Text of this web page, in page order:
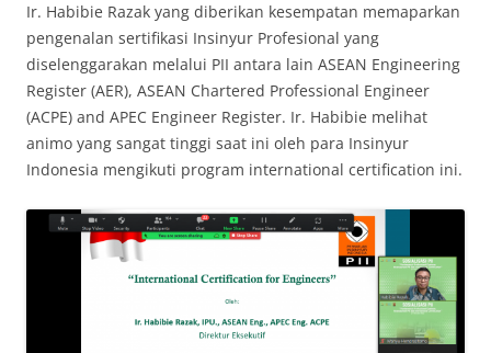
Ir. Habibie Razak yang diberikan kesempatan memaparkan
pengenalan sertifikasi Insinyur Profesional yang
diselenggarakan melalui PII antara lain ASEAN Engineering
Register (AER), ASEAN Chartered Professional Engineer
(ACPE) and APEC Engineer Register. Ir. Habibie melihat
animo yang sangat tinggi saat ini oleh para Insinyur
Indonesia mengikuti program international certification ini.